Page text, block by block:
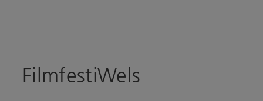
FilmfestiWels